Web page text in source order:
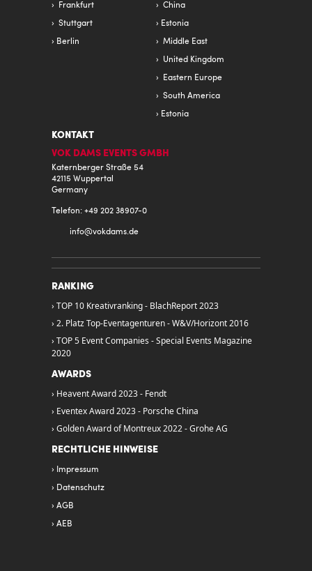
Frankfurt
Stuttgart
Berlin
China
Estonia
Middle East
United Kingdom
Eastern Europe
South America
Estonia
KONTAKT
VOK DAMS EVENTS GMBH
Katernberger Straße 54
42115 Wuppertal
Germany
Telefon: +49 202 38907-0
info@vokdams.de
RANKING
TOP 10 Kreativranking - BlachReport 2023
2. Platz Top-Eventagenturen - W&V/Horizont 2016
TOP 5 Event Companies - Special Events Magazine
2020
AWARDS
Heavent Award 2023 - Fendt
Eventex Award 2023 - Porsche China
Golden Award of Montreux 2022 - Grohe AG
RECHTLICHE HINWEISE
Impressum
Datenschutz
AGB
AEB